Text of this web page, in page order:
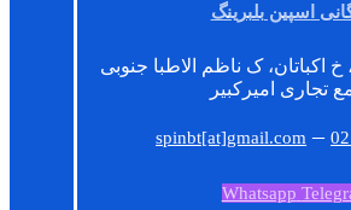
اسپین بلبرینگ
اکباتان، ک ناظم الاطبا جنوبی
تجاری امیرکبیر
spinbt[at]gmail.com –
Whatsapp